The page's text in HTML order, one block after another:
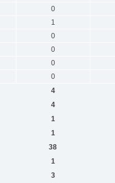
0
1
0
0
0
0
4
4
1
1
38
1
3